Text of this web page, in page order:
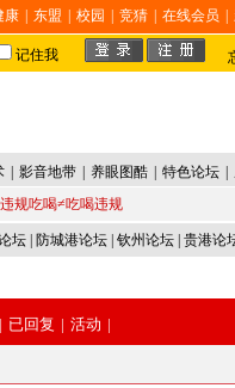
康 东盟 校园 竞猜 在线会员
记住我
影音地带 养眼图酷 特色论坛
规吃喝≠吃喝违规
坛 防城港论坛 钦州论坛 贵港论
| 已回复 | 活动 |